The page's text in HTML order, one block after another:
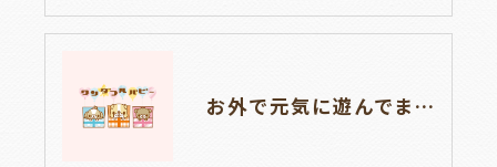
お外で元気に遊んでます🐶岐阜県養老町のブリーダー「ワンダフルパピー」です。